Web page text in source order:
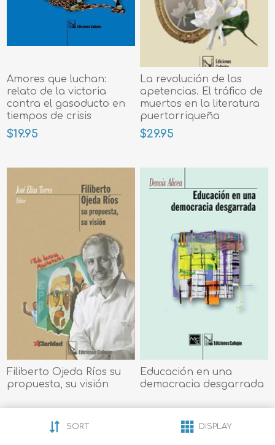
Amores que luchan:
relato de la victoria
contra el gasoducto en
tiempos de crisis
energética
$19.95
La revolución de las
apetencias. El tráfico de
muertos en la literatura
puertorriqueña
contemporánea
$29.95
Filiberto Ojeda Ríos su
propuesta, su visión
Educación en una
democracia desgarrada
SORT DISPLAY